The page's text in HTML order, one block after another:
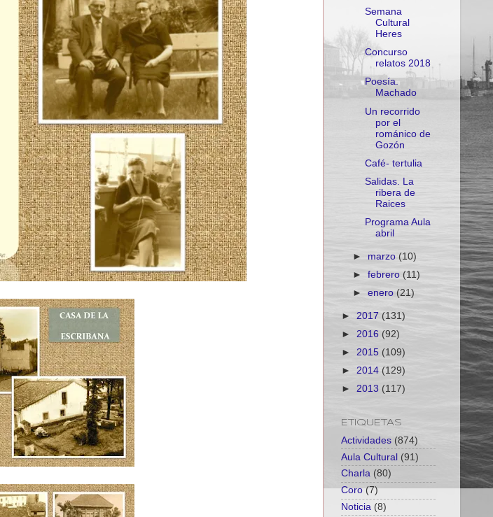
Semana
Cultural
Heres
Concurso
relatos 2018
Poesía.
Machado
Un recorrido
por el
románico de
Gozón
Café- tertulia
Salidas. La
ribera de
Raices
Programa Aula
abril
► marzo (10)
►febrero(11)
►enero(21)
► 2017 (131)
► 2016 (92)
► 2015 (109)
► 2014 (129)
► 2013 (117)
ETIQUETAS
Actividades (874)
Aula Cultural (91)
Charla (80)
Coro (7)
Noticia (8)